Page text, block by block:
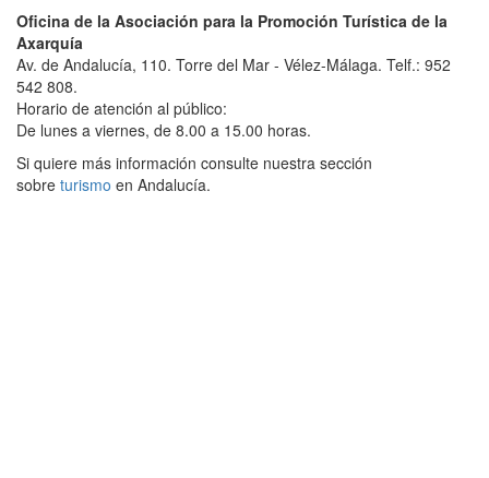
Oficina de la Asociación para la Promoción Turística de la
Axarquía
Av. de Andalucía, 110. Torre del Mar - Vélez-Málaga. Telf.: 952
542 808.
Horario de atención al público:
De lunes a viernes, de 8.00 a 15.00 horas.
Si quiere más información consulte nuestra sección
sobre turismo en Andalucía.